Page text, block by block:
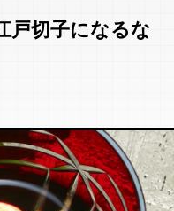
戸切子になるな